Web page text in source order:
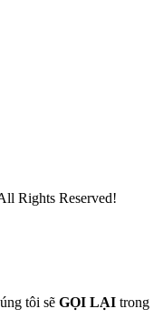
Rights Reserved!
tôi sẽ GỌI LẠI trong